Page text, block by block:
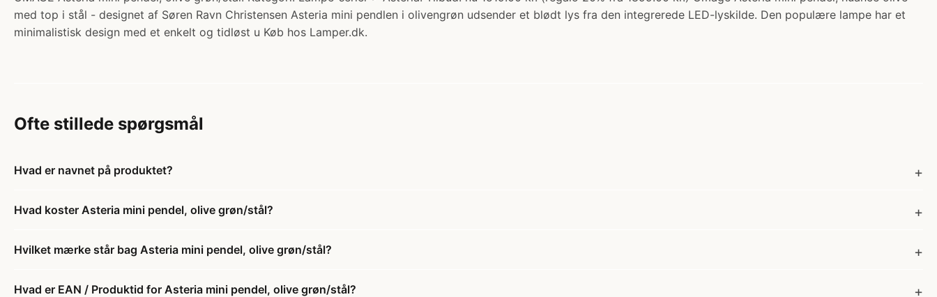
med top i stål - designet af Søren Ravn Christensen Asteria mini pendlen i olivengrøn udsender et blødt lys fra den integrerede LED-lyskilde. Den populære lampe har et
minimalistisk design med et enkelt og tidløst u Køb hos Lamper.dk.
Ofte stillede spørgsmål
Hvad er navnet på produktet?
Hvad koster Asteria mini pendel, olive grøn/stål?
Hvilket mærke står bag Asteria mini pendel, olive grøn/stål?
Hvad er EAN / Produktid for Asteria mini pendel, olive grøn/stål?